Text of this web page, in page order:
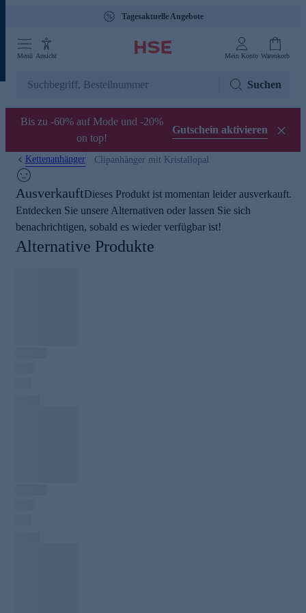
Tagesaktuelle Angebote
Menü Ansicht Mein Konto Warenkorb
Suchen
Bis zu -60% auf Mode und -20%
on top!
Gutschein aktivieren
Kettenanhänger Clipanhänger mit Kristallopal
AusverkauftDieses Produkt ist momentan leider ausverkauft.
Entdecken Sie unsere Alternativen oder lassen Sie sich
benachrichtigen, sobald es wieder verfügbar ist!
Alternative Produkte